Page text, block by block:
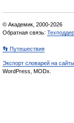
© Академик, 2000-2026
Обратная связь:
👣 Путешествия
Экспорт словарей на сайты
WordPress, MODx.